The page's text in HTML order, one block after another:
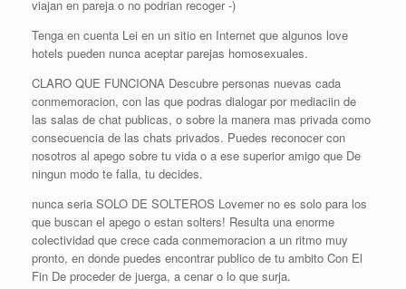
viajan en pareja o no podri­an recoger -)
Tenga en cuenta Lei en un sitio en Internet que algunos love
hotels pueden nunca aceptar parejas homosexuales.
CLARO QUE FUNCIONA Descubre personas nuevas cada
conmemoracion, con las que podras dialogar por mediaciin de
las salas de chat publicas, o sobre la manera mas privada como
consecuencia de las chats privados. Puedes reconocer con
nosotros al apego sobre tu vida o a ese superior amigo que De
ningun modo te falla, tu decides.
nunca seri­a SOLO DE SOLTEROS Lovemer no es solo para los
que buscan el apego o estan solters! Resulta una enorme
colectividad que crece cada conmemoracion a un ritmo muy
pronto, en donde puedes encontrar publico de tu ambito Con El
Fin De proceder de juerga, a cenar o lo que surja.